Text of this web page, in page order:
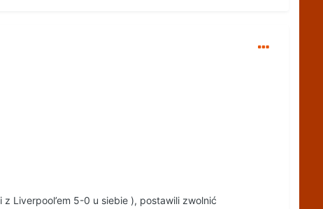
Liverpool’em 5-0 u siebie ), postawili zwolnić